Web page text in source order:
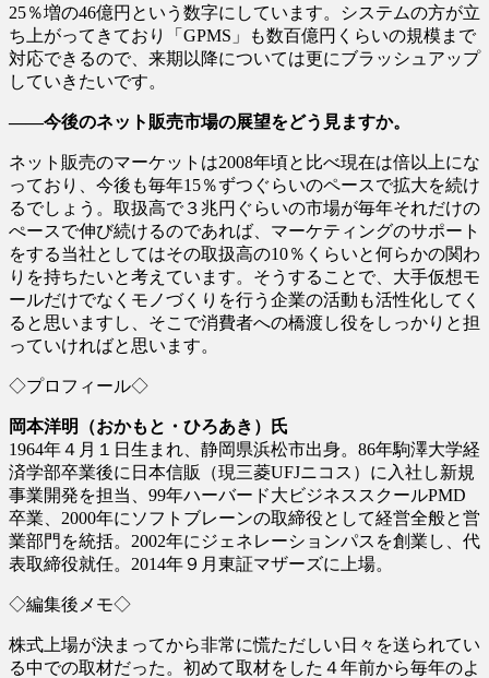
25％増の46億円という数字にしています。システムの方が立
ち上がってきており「GPMS」も数百億円くらいの規模まで
対応できるので、来期以降については更にブラッシュアップ
していきたいです。
――今後のネット販売市場の展望をどう見ますか。
ネット販売のマーケットは2008年頃と比べ現在は倍以上にな
っており、今後も毎年15％ずつぐらいのペースで拡大を続け
るでしょう。取扱高で３兆円ぐらいの市場が毎年それだけの
ぺースで伸び続けるのであれば、マーケティングのサポート
をする当社としてはその取扱高の10％くらいと何らかの関わ
りを持ちたいと考えています。そうすることで、大手仮想モ
ールだけでなくモノづくりを行う企業の活動も活性化してく
ると思いますし、そこで消費者への橋渡し役をしっかりと担
っていければと思います。
◇プロフィール◇
岡本洋明（おかもと・ひろあき）氏
1964年４月１日生まれ、静岡県浜松市出身。86年駒澤大学経
済学部卒業後に日本信販（現三菱UFJニコス）に入社し新規
事業開発を担当、99年ハーバード大ビジネススクールPMD
卒業、2000年にソフトブレーンの取締役として経営全般と営
業部門を統括。2002年にジェネレーションパスを創業し、代
表取締役就任。2014年９月東証マザーズに上場。
◇編集後メモ◇
株式上場が決まってから非常に慌ただしい日々を送られてい
る中での取材だった。初めて取材をした４年前から毎年のよ